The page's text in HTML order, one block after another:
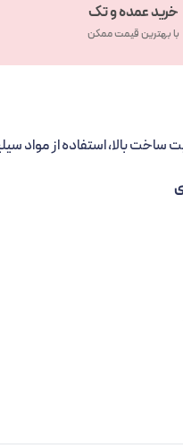
خرید عمده و تک
با بهترین قیمت ممکن